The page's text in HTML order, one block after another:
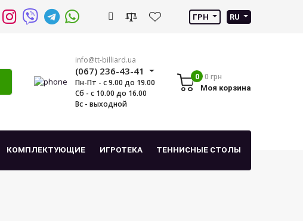
ГРН RU
info@tt-billiard.ua
(067) 236-43-41
Пн-Пт - с 9.00 до 19.00
Сб - с 10.00 до 16.00
Вс - выходной
0 0 грн
Моя корзина
КОМПЛЕКТУЮЩИЕ ИГРОТЕКА ТЕННИСНЫЕ СТОЛЫ